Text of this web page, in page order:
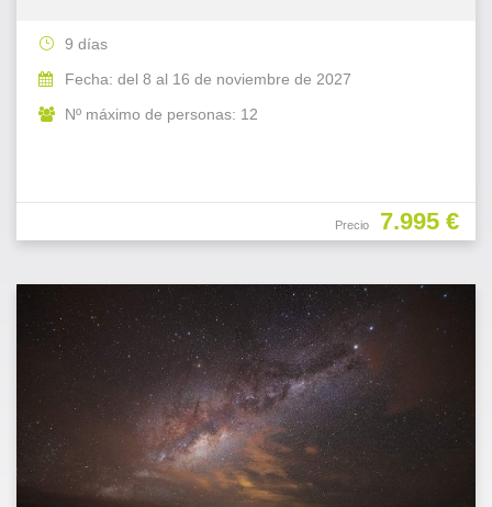
Precio 7.995 €
9 días
Fecha: del 8 al 16 de noviembre de 2027
Nº máximo de personas: 12